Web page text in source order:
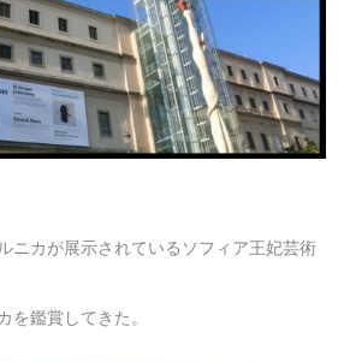
ニカが展示されているソフィア王妃芸術
を鑑賞してきた。